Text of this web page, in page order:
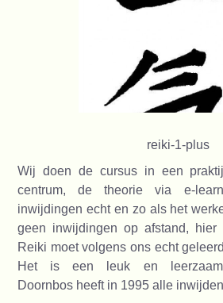
reiki-1-plus
Wij doen de cursus in een
centrum, de theorie via e-
inwijdingen echt en zo als het
geen inwijdingen op afstand,
Reiki moet volgens ons echt
Het is een leuk en leerzaam
Doornbos heeft in 1995 alle